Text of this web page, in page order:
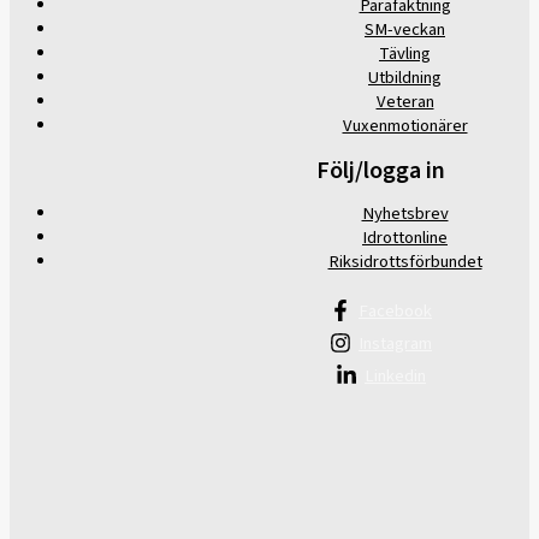
Parafäktning
SM-veckan
Tävling
Utbildning
Veteran
Vuxenmotionärer
Följ/logga in
Nyhetsbrev
Idrottonline
Riksidrottsförbundet